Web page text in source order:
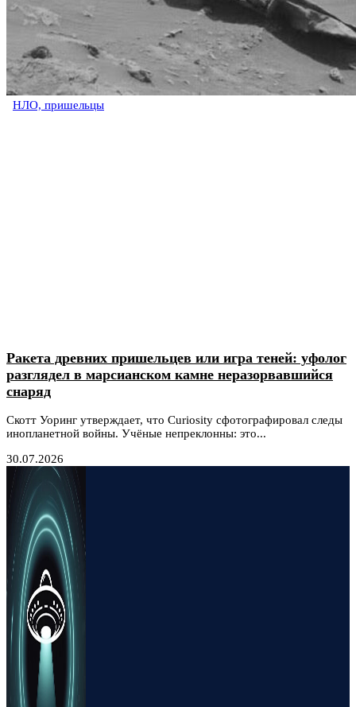
НЛО, пришельцы
Ракета древних пришельцев или игра теней: уфолог
разглядел в марсианском камне неразорвавшийся
снаряд
Скотт Уоринг утверждает, что Curiosity сфотографировал следы
инопланетной войны. Учёные непреклонны: это...
30.07.2026